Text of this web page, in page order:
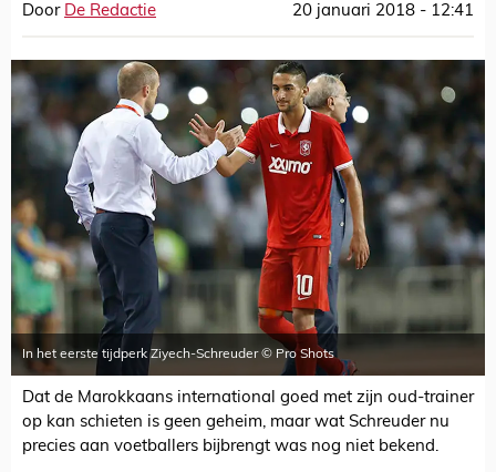
Door De Redactie 20 januari 2018 - 12:41
In het eerste tijdperk Ziyech-Schreuder © Pro Shots
Dat de Marokkaans international goed met zijn oud-trainer
op kan schieten is geen geheim, maar wat Schreuder nu
precies aan voetballers bijbrengt was nog niet bekend.